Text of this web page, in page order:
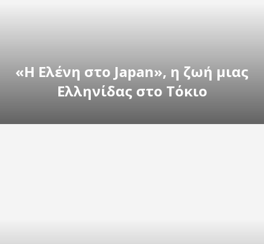
«Η Ελένη στο Japan», η ζωή μιας
Ελληνίδας στο Τόκιο